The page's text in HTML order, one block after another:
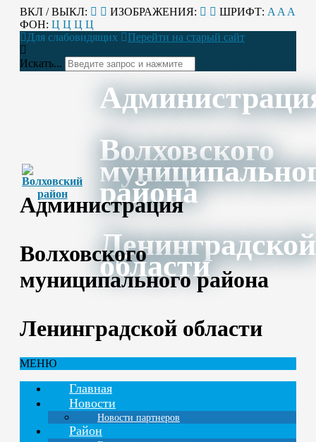
ВКЛ / ВЫКЛ: ИЗОБРАЖЕНИЯ: ШРИФТ: A A A
ФОН: Ц Ц Ц Ц
Для слабовидящих
Перейти на старый сайт
Искать...
Волховского
района
Ленинградской
области
Администрация
Волховского
муниципального района
Ленинградской области
МЕНЮ
Главная
Новости
Новости партнеров
Район